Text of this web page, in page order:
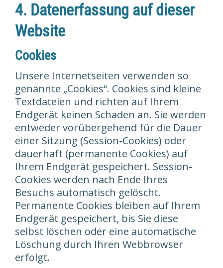
4. Datenerfassung auf dieser
Website
Cookies
Unsere Internetseiten verwenden so
genannte „Cookies“. Cookies sind kleine
Textdateien und richten auf Ihrem
Endgerät keinen Schaden an. Sie werden
entweder vorübergehend für die Dauer
einer Sitzung (Session-Cookies) oder
dauerhaft (permanente Cookies) auf
Ihrem Endgerät gespeichert. Session-
Cookies werden nach Ende Ihres
Besuchs automatisch gelöscht.
Permanente Cookies bleiben auf Ihrem
Endgerät gespeichert, bis Sie diese
selbst löschen oder eine automatische
Löschung durch Ihren Webbrowser
erfolgt.